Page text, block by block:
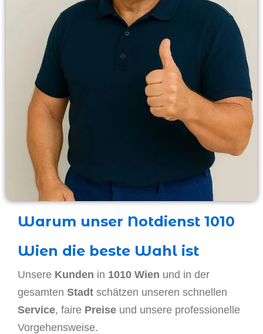
Warum unser Notdienst 1010
Wien die beste Wahl ist
Unsere Kunden in 1010 Wien und in der
gesamten Stadt schätzen unseren schnellen
Service, faire Preise und unsere professionelle
Vorgehensweise.